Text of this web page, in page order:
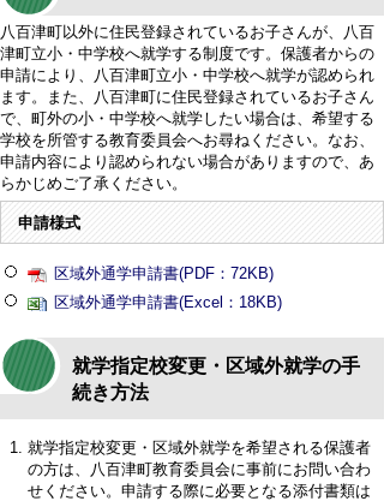
八百津町以外に住民登録されているお子さんが、八百
津町立小・中学校へ就学する制度です。保護者からの
申請により、八百津町立小・中学校へ就学が認められ
ます。また、八百津町に住民登録されているお子さん
で、町外の小・中学校へ就学したい場合は、希望する
学校を所管する教育委員会へお尋ねください。なお、
申請内容により認められない場合がありますので、あ
らかじめご了承ください。
申請様式
区域外通学申請書(PDF：72KB)
区域外通学申請書(Excel：18KB)
就学指定校変更・区域外就学の手
続き方法
就学指定校変更・区域外就学を希望される保護者
の方は、八百津町教育委員会に事前にお問い合わ
せください。申請する際に必要となる添付書類は